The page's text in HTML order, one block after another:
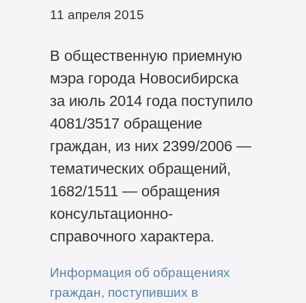
11 апреля 2015
В общественную приемную
мэра города Новосибирска
за июль 2014 года поступило
4081/3517 обращение
граждан, из них 2399/2006 —
тематических обращений,
1682/1511 — обращения
консультационно-
справочного характера.
Информация об обращениях
граждан, поступивших в